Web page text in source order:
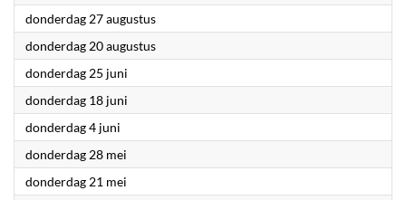
donderdag 27 augustus2026
donderdag 20 augustus2026
donderdag 25 juni
donderdag 18 juni
donderdag 4 juni
donderdag 28 mei
donderdag 21 mei